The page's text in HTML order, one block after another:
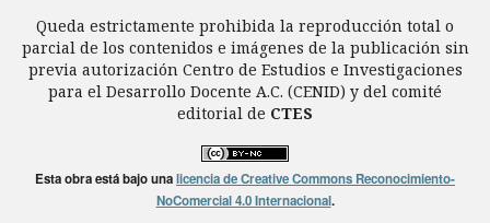
Queda estrictamente prohibida la reproducción total o
parcial de los contenidos e imágenes de la publicación sin
previa autorización Centro de Estudios e Investigaciones
para el Desarrollo Docente A.C. (CENID) y del comité
editorial de CTES
Esta obra está bajo unalicencia de Creative Commons Reconocimiento-
NoComercial 4.0 Internacional.